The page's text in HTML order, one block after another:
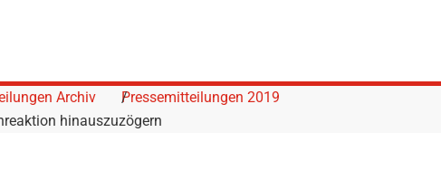
Archiv
Pressemitteilungen 2019
hinauszuzögern